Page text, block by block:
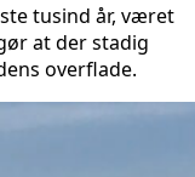
tusind år, været
at der stadig
overflade.